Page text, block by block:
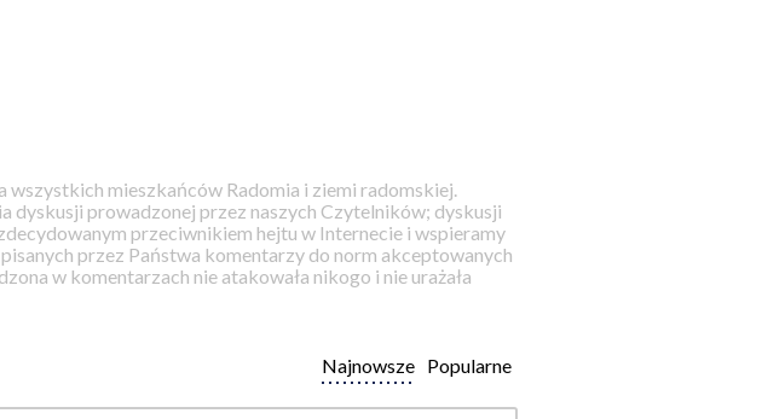
wszystkich mieszkańców Radomia i ziemi radomskiej.
dyskusji prowadzonej przez naszych Czytelników; dyskusji
przeciwnikiem hejtu w Internecie i wspieramy
przez Państwa komentarzy do norm akceptowanych
w komentarzach nie atakowała nikogo i nie urażała
Popularne
Najnowsze